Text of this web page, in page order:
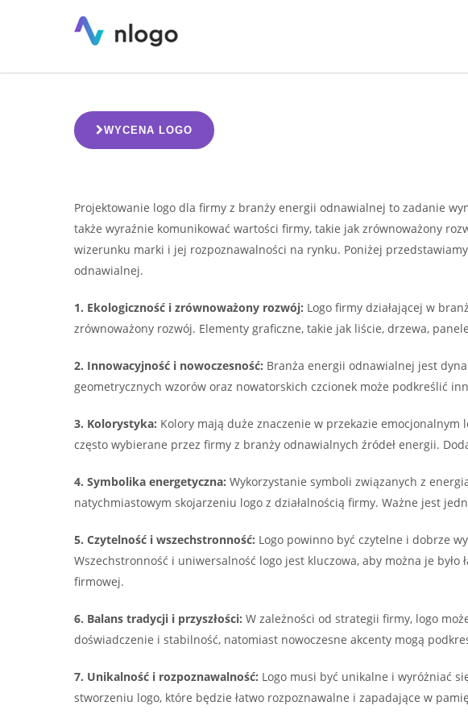
logo dla firmy z branży energii odnawialnej
WYCENA LOGO
Projektowanie logo dla firmy z branży energii odnawialnej to zadanie
także wyraźnie komunikować wartości firmy, takie jak zrównoważony
wizerunku marki i jej rozpoznawalności na rynku. Poniżej
odnawialnej.
1. Ekologiczność i zrównoważony rozwój: Logo firmy działającej w
zrównoważony rozwój. Elementy graficzne, takie jak liście, drzewa,
2. Innowacyjność i nowoczesność: Branża energii odnawialnej jest
geometrycznych wzorów oraz nowatorskich czcionek może podkreślić
3. Kolorystyka: Kolory mają duże znaczenie w przekazie emocjonalnym
często wybierane przez firmy z branży odnawialnych źródeł energii.
4. Symbolika energetyczna: Wykorzystanie symboli związanych z
natychmiastowym skojarzeniu logo z działalnością firmy. Ważne jest
5. Czytelność i wszechstronność: Logo powinno być czytelne i dobrze
Wszechstronność i uniwersalność logo jest kluczowa, aby można je
firmowej.
6. Balans tradycji i przyszłości: W zależności od strategii firmy, logo
doświadczenie i stabilność, natomiast nowoczesne akcenty mogą
7. Unikalność i rozpoznawalność: Logo musi być unikalne i wyróżniać
stworzeniu logo, które będzie łatwo rozpoznawalne i zapadające w